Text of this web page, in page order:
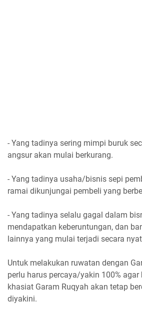
- Yang tadinya sering mimpi buruk
angsur akan mulai berkurang.
- Yang tadinya usaha/bisnis sepi
ramai dikunjungai pembeli yang
- Yang tadinya selalu gagal dalam
mendapatkan keberuntungan, dan
lainnya yang mulai terjadi secara
Untuk melakukan ruwatan dengan
perlu harus percaya/yakin 100% agar
khasiat Garam Ruqyah akan tetap
diyakini.